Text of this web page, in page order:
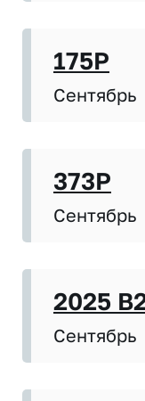
175P
Сентябрь
373P
Сентябрь
2025
Сентябрь